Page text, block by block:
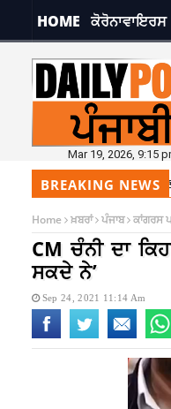
HOME ਕੋਰੋਨਾਵਾਇਰਸ
Mar 19, 2026, 9:15
BREAKING NEWS
ਰੱਖੋ ਡਾਇਟ ਦਾ ਧਿਆਨ, ਖਾਣਾ
Home ਖ਼ਬਰਾਂ ਪੰਜਾਬ ਕਾਂਗਰਸ
CM ਚੰਨੀ ਦਾ
ਸਕਦੇ ਨੇ’
Sep 24, 2021 11:14 Am